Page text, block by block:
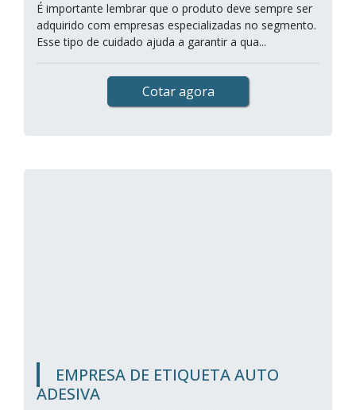
É importante lembrar que o produto deve sempre ser
adquirido com empresas especializadas no segmento.
Esse tipo de cuidado ajuda a garantir a qua...
Cotar agora
EMPRESA DE ETIQUETA AUTO
ADESIVA